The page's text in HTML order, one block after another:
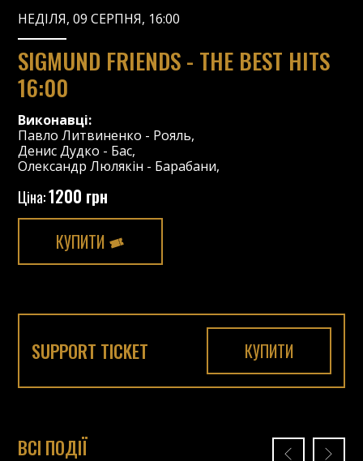
НЕДІЛЯ, 09 СЕРПНЯ, 16:00
SIGMUND FRIENDS - THE BEST HITS
16:00
Виконавці:
Павло Литвиненко - Рояль,
Денис Дудко - Бас,
Олександр Люлякін - Барабани,
Ціна:1200 грн
КУПИТИ
SUPPORT TICKET КУПИТИ
ВСІ ПОДІЇ